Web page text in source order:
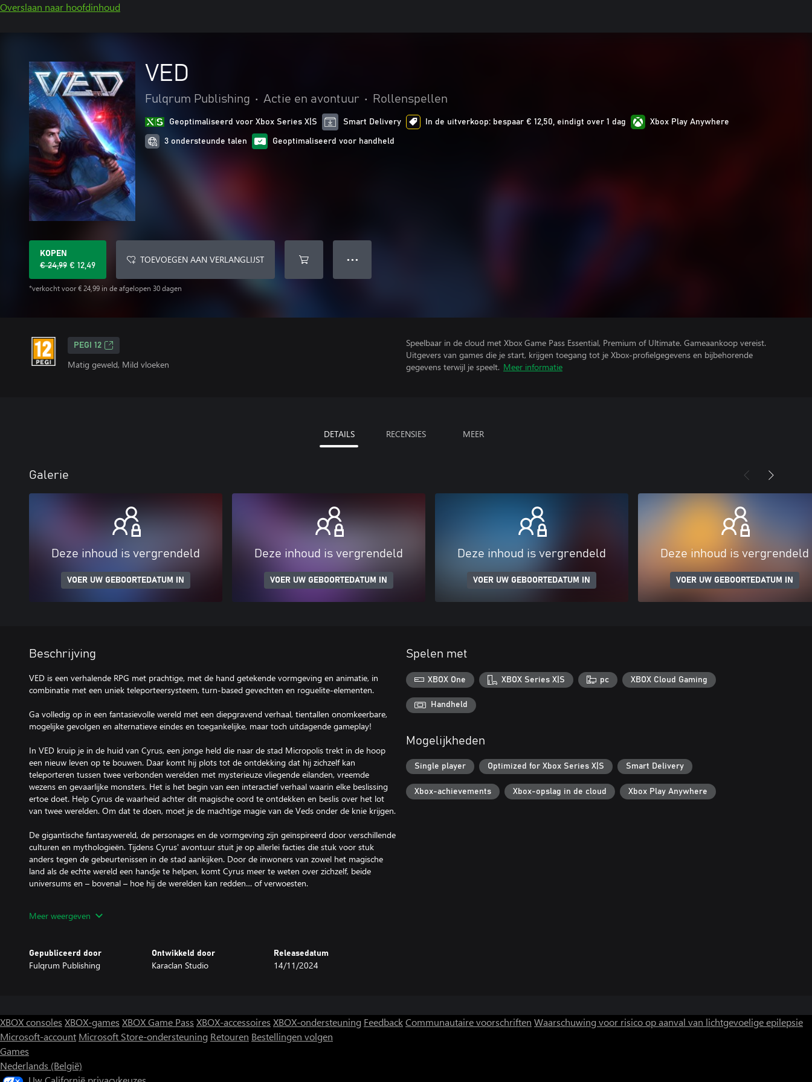
Overslaan naar hoofdinhoud
VED
Fulqrum Publishing • Actie en avontuur • Rollenspellen
Geoptimaliseerd voor Xbox Series X|S Smart Delivery In de uitverkoop: bespaar € 12,50, eindigt over 1 dag Xbox Play Anywhere
3 ondersteunde talen Geoptimaliseerd voor handheld
KOPEN
€ 24,99 € 12,49
*verkocht voor € 24,99 in de afgelopen 30 dagen
TOEVOEGEN AAN VERLANGLIJST ● ● ●
PEGI 12
Matig geweld, Mild vloeken
Speelbaar in de cloud met Xbox Game Pass Essential, Premium of Ultimate. Gameaankoop vereist.
Uitgevers van games die je start, krijgen toegang tot je Xbox-profielgegevens en bijbehorende
gegevens terwijl je speelt. Meer informatie
DETAILS RECENSIES MEER
Galerie
Deze inhoud is vergrendeld
VOER UW GEBOORTEDATUM IN
Deze inhoud is vergrendeld
VOER UW GEBOORTEDATUM IN
Deze inhoud is vergrendeld
VOER UW GEBOORTEDATUM IN
Deze inhoud is vergrendeld
VOER UW GEBOORTEDATUM IN
Beschrijving
VED is een verhalende RPG met prachtige, met de hand getekende vormgeving en animatie, in
combinatie met een uniek teleporteersysteem, turn-based gevechten en roguelite-elementen.
Ga volledig op in een fantasievolle wereld met een diepgravend verhaal, tientallen onomkeerbare,
mogelijke gevolgen en alternatieve eindes en toegankelijke, maar toch uitdagende gameplay!
In VED kruip je in de huid van Cyrus, een jonge held die naar de stad Micropolis trekt in de hoop
een nieuw leven op te bouwen. Daar komt hij plots tot de ontdekking dat hij zichzelf kan
teleporteren tussen twee verbonden werelden met mysterieuze vliegende eilanden, vreemde
wezens en gevaarlijke monsters. Het is het begin van een interactief verhaal waarin elke beslissing
ertoe doet. Help Cyrus de waarheid achter dit magische oord te ontdekken en beslis over het lot
van twee werelden. Om dat te doen, moet je de machtige magie van de Veds onder de knie krijgen.
De gigantische fantasywereld, de personages en de vormgeving zijn geïnspireerd door verschillende
culturen en mythologieën. Tijdens Cyrus' avontuur stuit je op allerlei facties die stuk voor stuk
anders tegen de gebeurtenissen in de stad aankijken. Door de inwoners van zowel het magische
land als de echte wereld een handje te helpen, komt Cyrus meer te weten over zichzelf, beide
universums en – bovenal – hoe hij de werelden kan redden… of verwoesten.
unieke vaardighedencombinaties. Ontdek welke magische krachten je het beste kunt bundelen om
Hoofdkenmerken:
relatiesysteem kun je de beslissingen van belangrijke personages beïnvloeden.
■ Vernieuwend turn-based gevechtssysteem. Kies positie om zo effectief mogelijk de strijd aan te
gaan.
■ Het systeem van unieke, interactieve gebeurtenissen vervloekt of zegent de held, mogelijk tot het
einde van de game.
Meer weergeven
Gepubliceerd door
Fulqrum Publishing
Ontwikkeld door
Karaclan Studio
Releasedatum
14/11/2024
Spelen met
XBOX One XBOX Series X|S pc XBOX Cloud Gaming
Handheld
Mogelijkheden
Single player Optimized for Xbox Series X|S Smart Delivery
Xbox-achievements Xbox-opslag in de cloud Xbox Play Anywhere
XBOX consoles XBOX-games XBOX Game Pass XBOX-accessoires XBOX-ondersteuning FeedbackCommunautaire voorschriften Waarschuwing voor risico op aanval van lichtgevoelige epilepsie
Microsoft-account Microsoft Store-ondersteuning Retouren Bestellingen volgen
Games
Nederlands (België)